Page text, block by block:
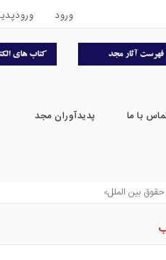
ورود
با ما پدیدآوران مجد
بين الملل»